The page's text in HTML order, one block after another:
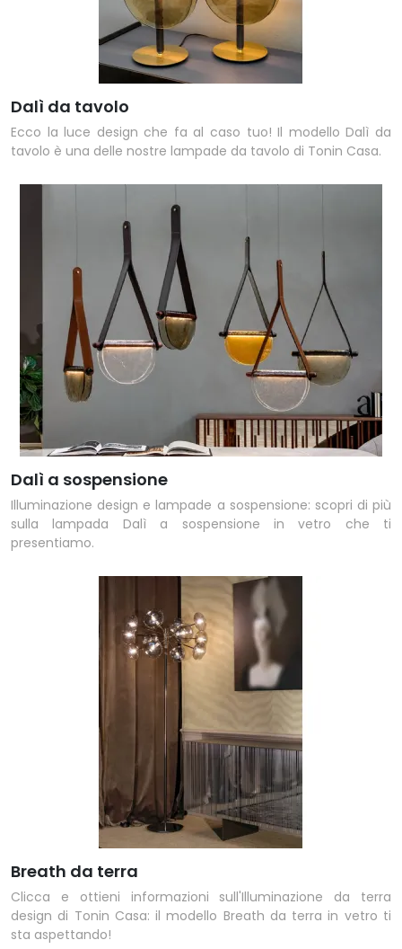
Dalì da tavolo
Ecco la luce design che fa al caso tuo! Il modello Dalì da
tavolo è una delle nostre lampade da tavolo di Tonin Casa.
Dalì a sospensione
Illuminazione design e lampade a sospensione: scopri di più
sulla lampada Dalì a sospensione in vetro che ti
presentiamo.
Breath da terra
Clicca e ottieni informazioni sull'Illuminazione da terra
design di Tonin Casa: il modello Breath da terra in vetro ti
sta aspettando!